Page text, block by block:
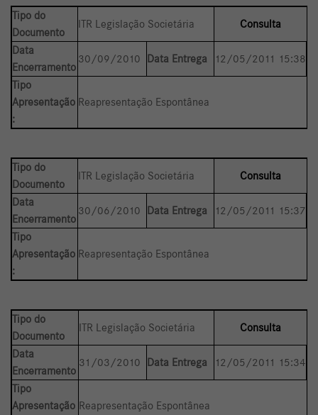
Tipo do
Documento
ITR Legislação Societária
Consulta
Data
Encerramento
30/09/2010 Data Entrega
12/05/2011 15:38
Tipo
Apresentação
:
Reapresentação Espontânea
Tipo do
Documento
ITR Legislação Societária
Consulta
Data
Encerramento
30/06/2010 Data Entrega
12/05/2011 15:37
Tipo
Apresentação
:
Reapresentação Espontânea
Tipo do
Documento
ITR Legislação Societária
Consulta
Data
Encerramento
31/03/2010 Data Entrega
12/05/2011 15:34
Tipo
Apresentação Reapresentação Espontânea